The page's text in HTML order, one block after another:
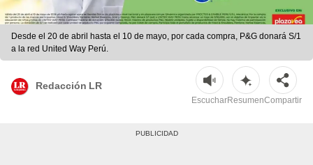
Desde el 20 de abril hasta el 10 de mayo, por cada compra, P&G donará S/1
a la red United Way Perú.
Redacción LR
EscucharResumenCompartir